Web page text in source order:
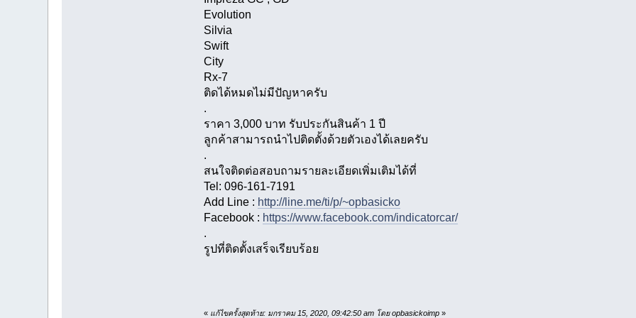
Evolution
Silvia
Swift
City
Rx-7
ติดได้หมดไม่มีปัญหาครับ
.
ราคา 3,000 บาท รับประกันสินค้า 1 ปี
ลูกค้าสามารถนำไปติดตั้งด้วยตัวเองได้เลยครับ
.
สนใจติดต่อสอบถามรายละเอียดเพิ่มเติมได้ที่
Tel: 096-161-7191
Add Line : http://line.me/ti/p/~opbasicko
Facebook : https://www.facebook.com/indicatorcar/
.
รูปที่ติดตั้งเสร็จเรียบร้อย
« แก้ไขครั้งสุดท้าย: มกราคม 15, 2020, 09:42:50 am โดย opbasickoimp»